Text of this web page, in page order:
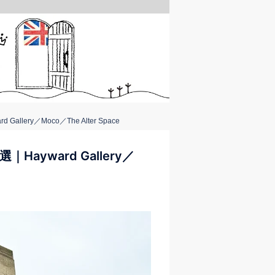
Gallery／Moco／The Alter Space
｜Hayward Gallery／